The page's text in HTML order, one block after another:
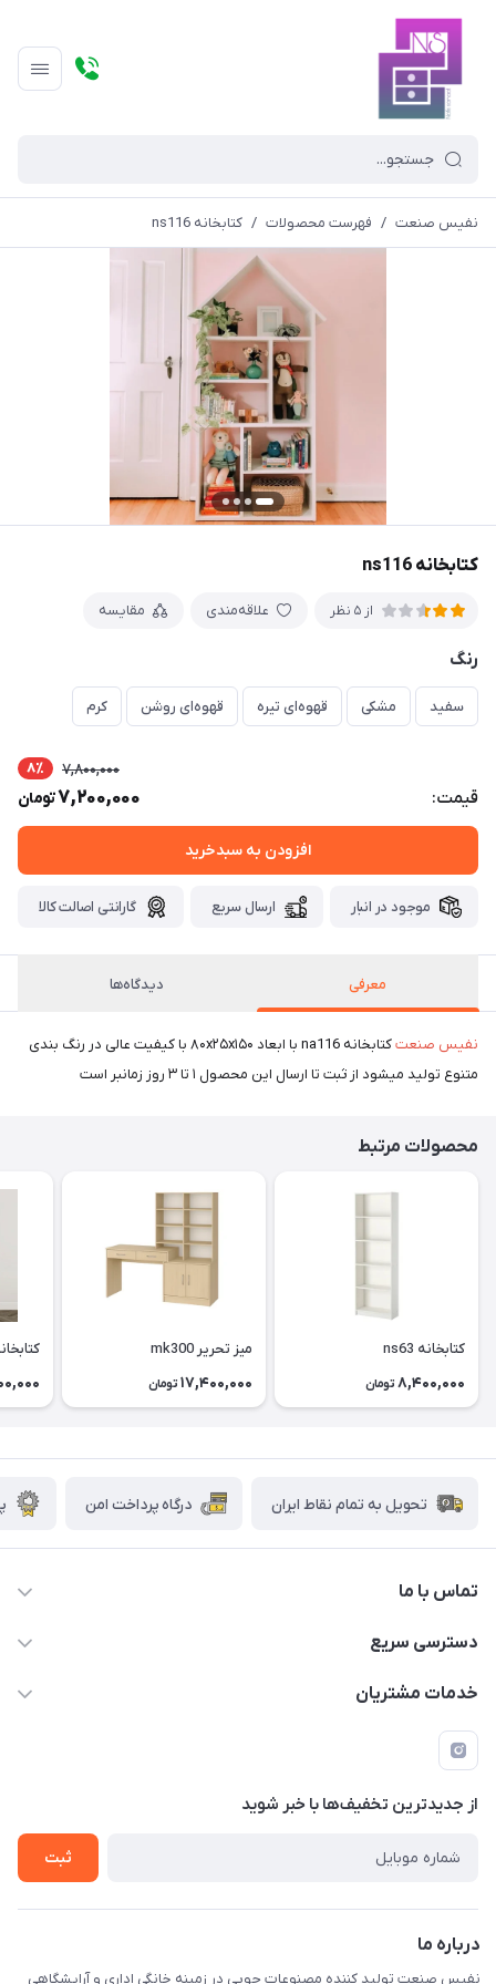
نفیس صنعت / فهرست محصولات / کتابخانه ns116
کتابخانه ns116
از 5 نظر علاقه‌مندی مقایسه
رنگ
سفید مشکی قهوه‌ای تیره قهوه‌ای روشن کرم
قیمت:
7,800,000 8٪
7,200,000تومان
افزودن به سبدخرید
موجود در انبار ارسال سریع گارانتی اصالت کالا
معرفی دیدگاه‌ها
نفیس صنعت
کتابخانه na116 با ابعاد ۸۰x۲۵x۱۵۰ با کیفیت عالی در رنگ بندی
متنوع تولید میشود از ثبت تا ارسال این محصول ۱ تا ۳ روز زمانبر است
محصولات مرتبط
کتابخانه ns63
8,400,000 تومان
میز تحریر mk300
17,400,000 تومان
کتابخانه
تحویل به تمام نقاط ایران درگاه پرداخت امن
تماس با ما
دسترسی سریع
حساب کاربری
درباره ما
تماس با ما
خدمات مشتریان
قوانین و مقررات
راهنمای خرید
از جدید‌ترین تخفیف‌ها با‌ خبر شوید
ثبت
درباره ما
نفیس صنعت تولید کننده مصنوعات چوبی در زمینه خانگی اداری و آرایشگاهی